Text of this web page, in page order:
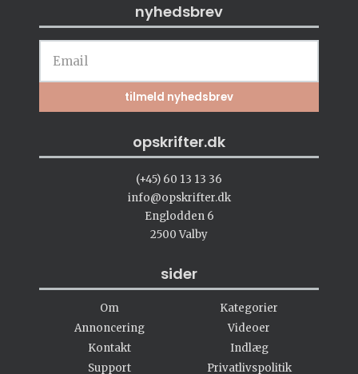
nyhedsbrev
opskrifter.dk
(+45) 60 13 13 36
info@opskrifter.dk
Englodden 6
2500 Valby
sider
Om
Annoncering
Kontakt
Support
Kategorier
Videoer
Indlæg
Privatlivspolitik